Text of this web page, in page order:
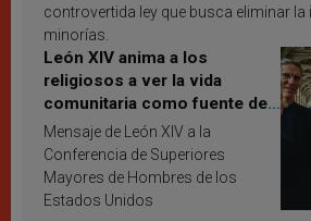
controvertida ley que busca eliminar la
minorías.
León XIV anima a los
religiosos a ver la vida
comunitaria como fuente de
inspiración y santificación
Mensaje de León XIV a la
Conferencia de Superiores
Mayores de Hombres de los
Estados Unidos